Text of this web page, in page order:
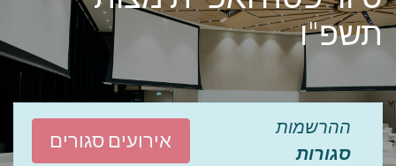
תשפ"ו
ההרשמות
סגורות
אירועים סגורים